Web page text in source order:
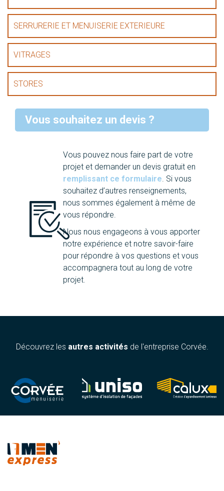
SERRURERIE ET MENUISERIE EXTERIEURE
VITRAGES
STORES
Vous souhaitez un devis ?
Vous pouvez nous faire part de votre
projet et demander un devis gratuit en
remplissant ce formulaire. Si vous
souhaitez d’autres renseignements,
nous sommes également à même de
vous répondre.
Nous nous engageons à vous apporter
notre expérience et notre savoir-faire
pour répondre à vos questions et vous
accompagnera tout au long de votre
projet.
Découvrez les autres activités de l'entreprise Corvée.